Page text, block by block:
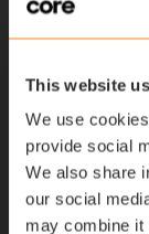
This website
We use
provide social
We also share
our social
may combine it
Analysen
Kunden und
Problemlösung
ermöglicht.
wichtige
für die